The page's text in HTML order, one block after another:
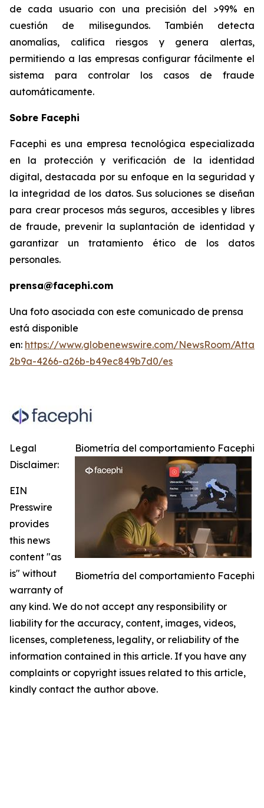
de cada usuario con una precisión del >99% en
cuestión de milisegundos. También detecta
anomalías, califica riesgos y genera alertas,
permitiendo a las empresas configurar fácilmente el
sistema para controlar los casos de fraude
automáticamente.
Sobre Facephi
Facephi es una empresa tecnológica especializada
en la protección y verificación de la identidad
digital, destacada por su enfoque en la seguridad y
la integridad de los datos. Sus soluciones se diseñan
para crear procesos más seguros, accesibles y libres
de fraude, prevenir la suplantación de identidad y
garantizar un tratamiento ético de los datos
personales.
prensa@facephi.com
Una foto asociada con este comunicado de prensa
está disponible
en: https://www.globenewswire.com/NewsRoom/
2b9a-4266-a26b-b49ec849b7d0/es
Biometría del comportamiento Facephi
Biometría del comportamiento Facephi
Legal
Disclaimer:
EIN
Presswire
provides
this news
content "as
is" without
warranty of
any kind. We do not accept any responsibility or
liability for the accuracy, content, images, videos,
licenses, completeness, legality, or reliability of the
information contained in this article. If you have any
complaints or copyright issues related to this article,
kindly contact the author above.